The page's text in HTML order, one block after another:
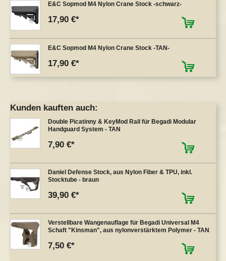
E&C Sopmod M4 Nylon Crane Stock -schwarz-
17,90 €
E&C Sopmod M4 Nylon Crane Stock -TAN-
17,90 €
Kunden kauften auch:
Double Picatinny & KeyMod Rail für Begadi Modular
Handguard System - TAN
7,90 €
Daniel Defense Stock, aus Nylon Fiber & TPU, inkl.
Stocktube - braun
39,90 €
Verstellbare Wangenauflage für Begadi Universal M4
Schaft "Kinsman", aus nylonverstärktem Polymer - TAN
7,50 €